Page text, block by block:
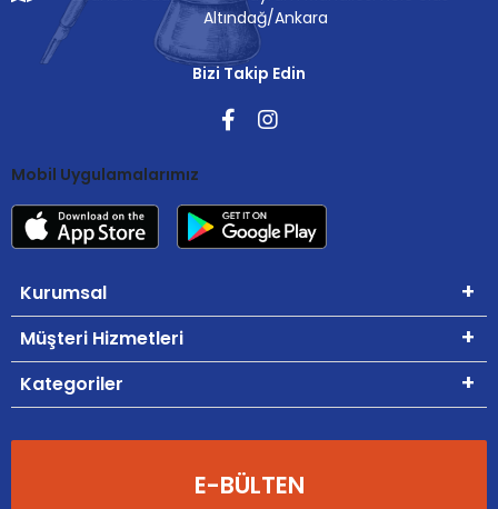
Altındağ/Ankara
Bizi Takip Edin
Mobil Uygulamalarımız
Kurumsal
Müşteri Hizmetleri
Kategoriler
E-BÜLTEN